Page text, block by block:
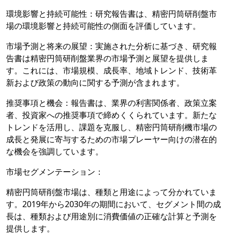
環境影響と持続可能性：研究報告書は、精密円筒研削盤市
場の環境影響と持続可能性の側面を評価しています。
市場予測と将来の展望：実施された分析に基づき、研究報
告書は精密円筒研削盤業界の市場予測と展望を提供しま
す。これには、市場規模、成長率、地域トレンド、技術革
新および政策の動向に関する予測が含まれます。
推奨事項と機会：報告書は、業界の利害関係者、政策立案
者、投資家への推奨事項で締めくくられています。新たな
トレンドを活用し、課題を克服し、精密円筒研削機市場の
成長と発展に寄与するための市場プレーヤー向けの潜在的
な機会を強調しています。
市場セグメンテーション：
精密円筒研削盤市場は、種類と用途によって分かれていま
す。2019年から2030年の期間において、セグメント間の成
長は、種類および用途別に消費価値の正確な計算と予測を
提供します。